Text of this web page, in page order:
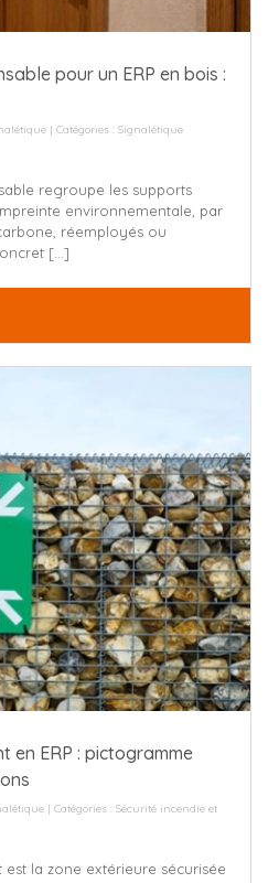
pour un ERP en bois :
| Catégories : Signalétique
regroupe les supports
environnementale, par
réemployés ou
[...]
en ERP : pictogramme
| Catégories : Sécurité incendie et
la zone extérieure sécurisée